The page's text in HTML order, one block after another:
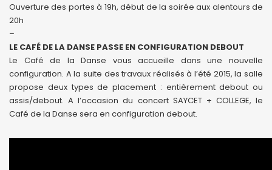
Ouverture des portes à 19h, début de la soirée aux alentours de
20h
–
LE CAFÉ DE LA DANSE PASSE EN CONFIGURATION DEBOUT
Le Café de la Danse vous accueille dans une nouvelle
configuration. A la suite des travaux réalisés à l’été 2015, la salle
propose deux types de placement : entièrement debout ou
assis/debout. A l’occasion du concert SAYCET + COLLEGE, le
Café de la Danse sera en configuration debout.